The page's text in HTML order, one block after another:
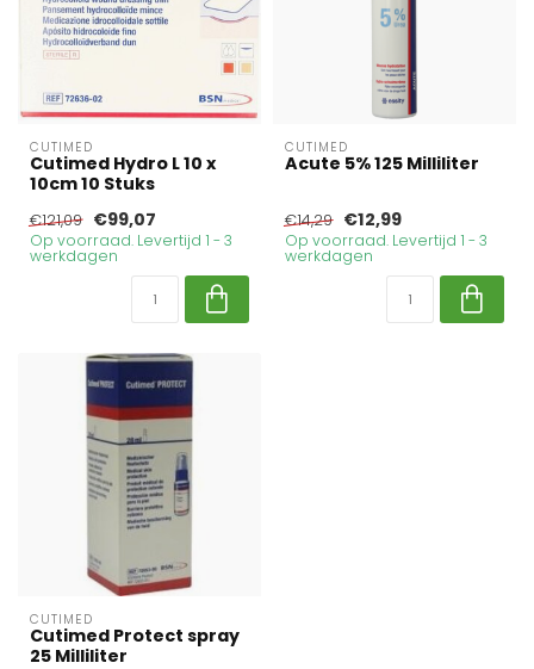
CUTIMED
Cutimed Hydro L 10 x
10cm 10 Stuks
€121,09 €99,07
Op voorraad. Levertijd 1 - 3
werkdagen
CUTIMED
Acute 5% 125 Milliliter
€14,29 €12,99
Op voorraad. Levertijd 1 - 3
werkdagen
CUTIMED
Cutimed Protect spray
25 Milliliter